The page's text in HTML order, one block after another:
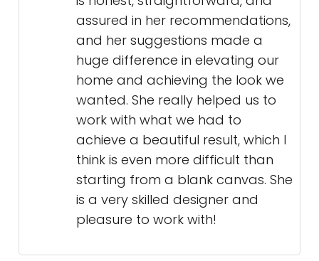
assured in her recommendations,
and her suggestions made a
huge difference in elevating our
home and achieving the look we
wanted. She really helped us to
work with what we had to
achieve a beautiful result, which I
think is even more difficult than
starting from a blank canvas. She
is a very skilled designer and
pleasure to work with!